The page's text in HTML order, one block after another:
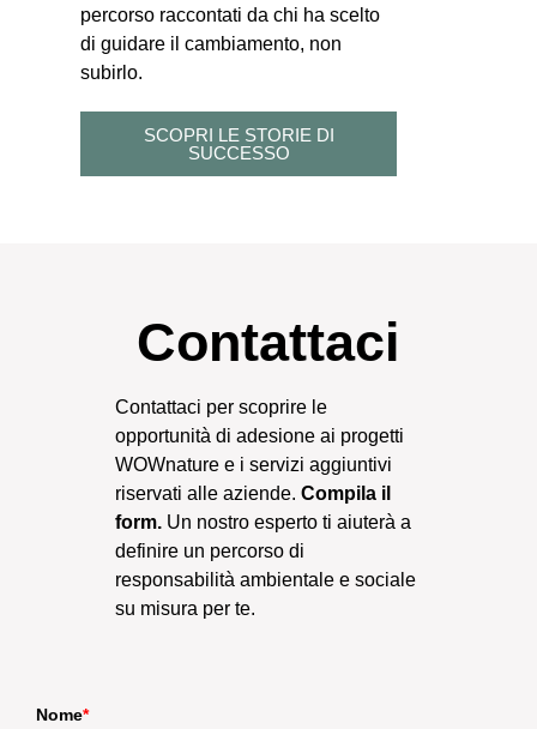
percorso raccontati da chi ha scelto
di guidare il cambiamento, non
subirlo.
SCOPRI LE STORIE DI
SUCCESSO
Contattaci
Contattaci per scoprire le
opportunità di adesione ai progetti
WOWnature e i servizi aggiuntivi
riservati alle aziende. Compila il
form.Un nostro esperto ti aiuterà a
definire un percorso di
responsabilità ambientale e sociale
su misura per te.
Nome*